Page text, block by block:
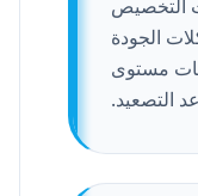
التخصيص
الجودة
مستوى
التصعيد.